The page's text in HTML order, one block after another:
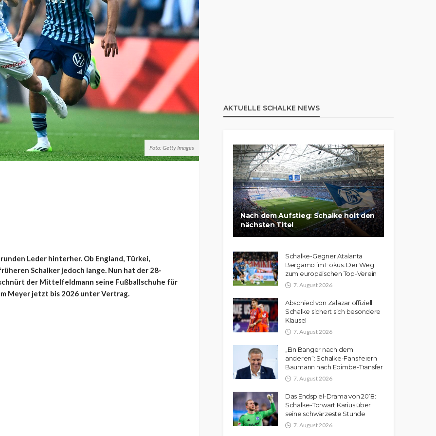
Foto: Getty Images
Leder hinterher. Ob England, Türkei,
Schalker jedoch lange. Nun hat der 28-
der Mittelfeldmann seine Fußballschuhe für
Meyer jetzt bis 2026 unter Vertrag.
AKTUELLE SCHALKE NEWS
Nach dem Aufstieg: Schalke holt den
nächsten Titel
Schalke-Gegner Atalanta
Bergamo im Fokus: Der Weg
zum europäischen Top-Verein
7. August 2026
Abschied von Zalazar offiziell:
Schalke sichert sich besondere
Klausel
7. August 2026
„Ein Banger nach dem
anderen“: Schalke-Fans feiern
Baumann nach Ebimbe-Transfer
7. August 2026
Das Endspiel-Drama von 2018:
Schalke-Torwart Karius über
seine schwärzeste Stunde
7. August 2026